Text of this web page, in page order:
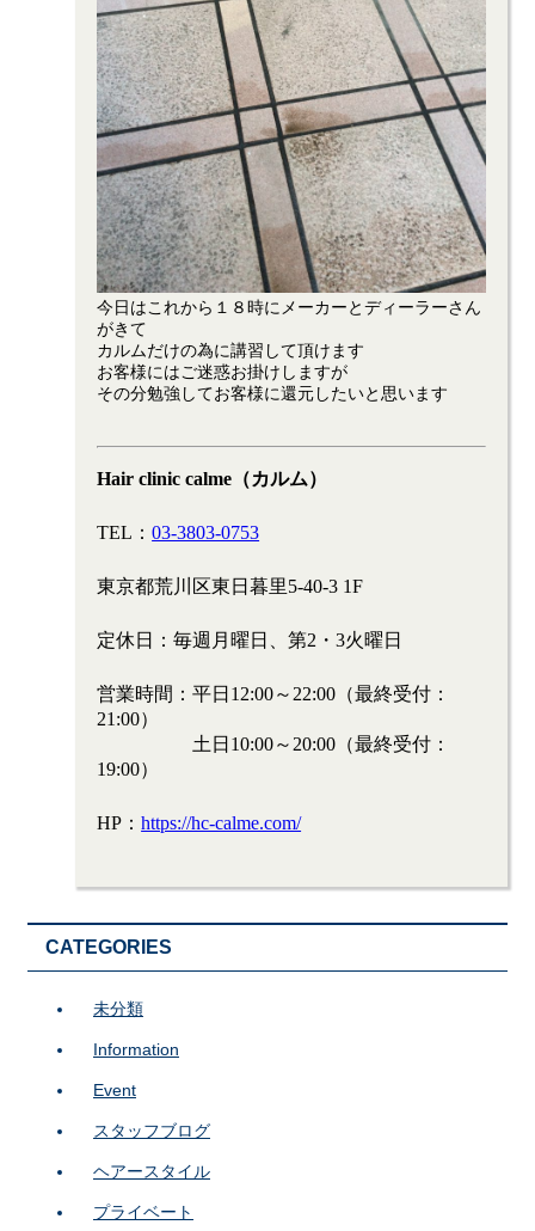
今日はこれから１８時にメーカーとディーラーさん
がきて
カルムだけの為に講習して頂けます
お客様にはご迷惑お掛けしますが
その分勉強してお客様に還元したいと思います
Hair clinic calme（カルム）
TEL：03-3803-0753
東京都荒川区東日暮里5-40-3 1F
定休日：毎週月曜日、第2・3火曜日
営業時間：平日12:00～22:00（最終受付：
21:00）
土日10:00～20:00（最終受付：
19:00）
HP：https://hc-calme.com/
CATEGORIES
未分類
Information
Event
スタッフブログ
ヘアースタイル
プライベート